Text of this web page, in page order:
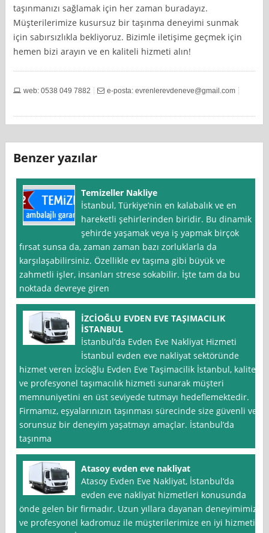
taşınmanızı sağlamak için her zaman buradayız.
Müşterilerimize kusursuz bir taşınma deneyimi sunmak
için sabırsızlıkla bekliyoruz. Bizimle iletişime geçmek için
hemen bizi arayın ve en kaliteli hizmeti alın!
web: 0538 049 7882 e-posta:evrenlerevdeneve@gmail.com
Benzer yazılar
Temizeller Nakliye
İstanbul, Türkiye’nin en kalabalık ve en
hareketli şehirlerinden biridir. Bu dinamik
şehirde yaşamak veya iş yapmak birçok
fırsat sunsa da, zaman zaman bazı zorluklarla da
karşılaşabilirsiniz. Özellikle ev taşıma gibi büyük ve
zahmetli işler, insanları strese sokabilir. İşte tam da bu
noktada devreye giren
İZCİOĞLU EVDEN EVE TAŞIMACILIK
İSTANBUL
İstanbul‘da Evden Eve Nakliyat Hizmeti
İstanbul evden eve nakliyat sektöründe
hizmet veren İzci̇oğlu Evden Eve Taşimacilik İstanbul, kaliteli
ve profesyonel taşımacılık hizmeti sunarak müşteri
memnuniyetini en üst seviyede tutmayı hedeflemektedir.
Firmamız, eşyalarınızın taşınması sürecinde size güvenli ve
sorunsuz bir deneyim yaşatmayı amaçlar. İstanbul’da
taşınma
Atasoy evden eve nakliyat
Atasoy Evden Eve Nakliyat, İstanbul‘da
evden eve nakliyat hizmetleri konusunda
önde gelen bir firmadır. Uzun yıllara dayanan deneyimimiz
ve profesyonel kadromuz ile müşterilerimize en iyi hizmeti